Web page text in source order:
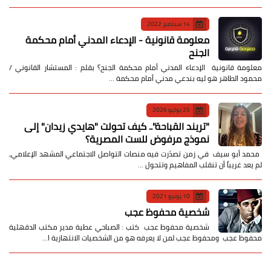
14 سبتمبر 2022
معلومة قانونية - الإدعاء المدني أمام محكمة
الجنح
معلومة قانونية الإدعاء المدني أمام محكمة الجنح؟ بقلم : المستشار القانوني /
محمود الطاهر هو ليه بندعي مدني أمام محكمة …
25 يوليو 2026
​"تريند القباحة".. كيف تحولت "هايدي زيدان" إلى
نموذج مرفوض للست المصرية؟
​ محمد أبو سيف ​في زمن تصدّرت فيه منصات التواصل الاجتماعي المشهد الإعلامي،
لم يعد غريباً أن تنقلب المفاهيم وتتحول …
10 يونيو 2021
شخصية محفوظ عجب
شخصية محفوظ عجب كتب : الصباحي عطية مدير مكتب الدقهلية
محفوظ عجب ومحفوظ عجب لمن لا يعرفه هو من الشخصيات الانتهازية ا…